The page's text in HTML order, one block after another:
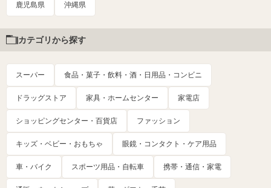
鹿児島県 沖縄県
カテゴリから探す
スーパー 食品・菓子・飲料・酒・日用品・コンビニ
ドラッグストア 家具・ホームセンター 家電店
ショッピングセンター・百貨店 ファッション
キッズ・ベビー・おもちゃ 眼鏡・コンタクト・ケア用品
車・バイク スポーツ用品・自転車 携帯・通信・家電